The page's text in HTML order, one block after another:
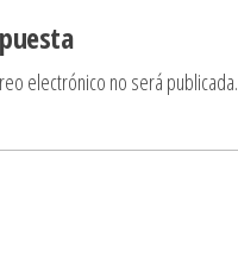
electrónico no será publicada.